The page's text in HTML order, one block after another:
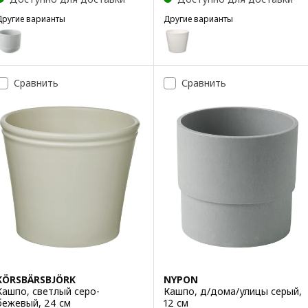
варианты
GRADVIS, Кашпо, серый, 15 см
Другие варианты
SOJABÖNA
Вариант: SOJABÖNA, Кашпо,
Вариант: SOJABÖNA, Кашпо,
Вариант: SOJABÖNA, Кашпо,
Вариант: SOJABÖNA, Кашпо,
Сравнить
светлый серо-
24 см
Сравнить
NYPON
Кашпо, д/дома/улицы серый,
12 см